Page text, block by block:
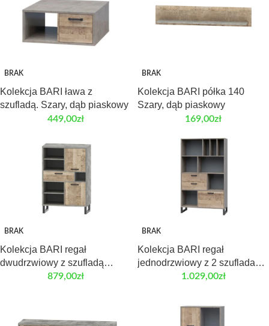
BRAK
Kolekcja BARI ława z
szufladą. Szary, dąb piaskowy
449,00zł
BRAK
Kolekcja BARI półka 140
Szary, dąb piaskowy
169,00zł
BRAK
Kolekcja BARI regał
dwudrzwiowy z szufladą
Szary, dąb piaskowy
879,00zł
BRAK
Kolekcja BARI regał
jednodrzwiowy z 2 szufladami
Szary, dąb piaskowy
1.029,00zł